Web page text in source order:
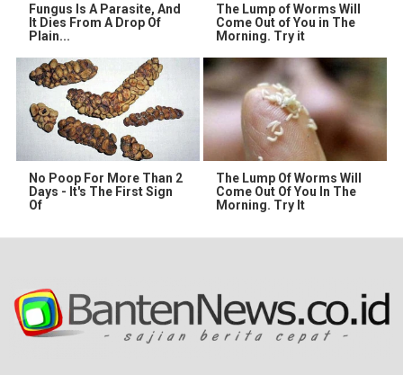
Fungus Is A Parasite, And
It Dies From A Drop Of
Plain...
The Lump of Worms Will
Come Out of You in The
Morning. Try it
No Poop For More Than 2
Days - It's The First Sign
Of
The Lump Of Worms Will
Come Out Of You In The
Morning. Try It